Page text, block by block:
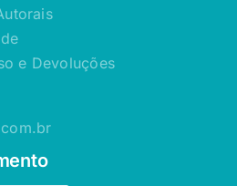
e Devoluções